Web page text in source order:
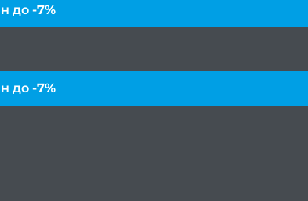
до -7%
до -7%